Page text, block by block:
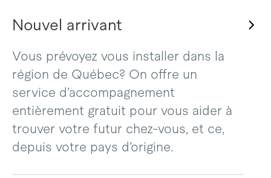
Nouvel arrivant
Vous prévoyez vous installer dans la
région de Québec? On offre un
service d’accompagnement
entièrement gratuit pour vous aider à
trouver votre futur chez-vous, et ce,
depuis votre pays d’origine.